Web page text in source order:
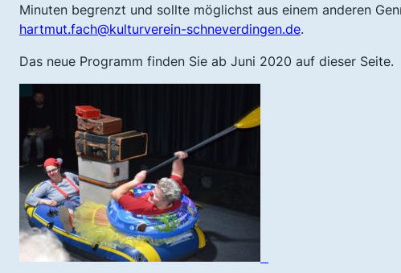
Minuten begrenzt und sollte möglichst aus einem anderen
hartmut.fach@kulturverein-schneverdingen.de.
Das neue Programm finden Sie ab Juni 2020 auf dieser Seite.